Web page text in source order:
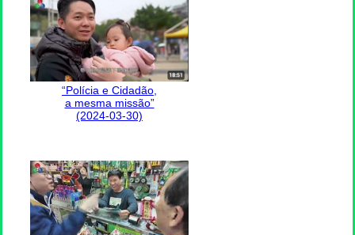
“Polícia e Cidadão,
a mesma missão”
(2024-03-30)